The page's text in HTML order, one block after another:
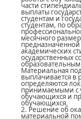
части
выплаты
студентам и
студентам, по
месячного
академических
осударственных
Материальная
выплачивается в
определяются
принимаемыми с
обучающихся и
обучающихся.
2. Решение об
материальной